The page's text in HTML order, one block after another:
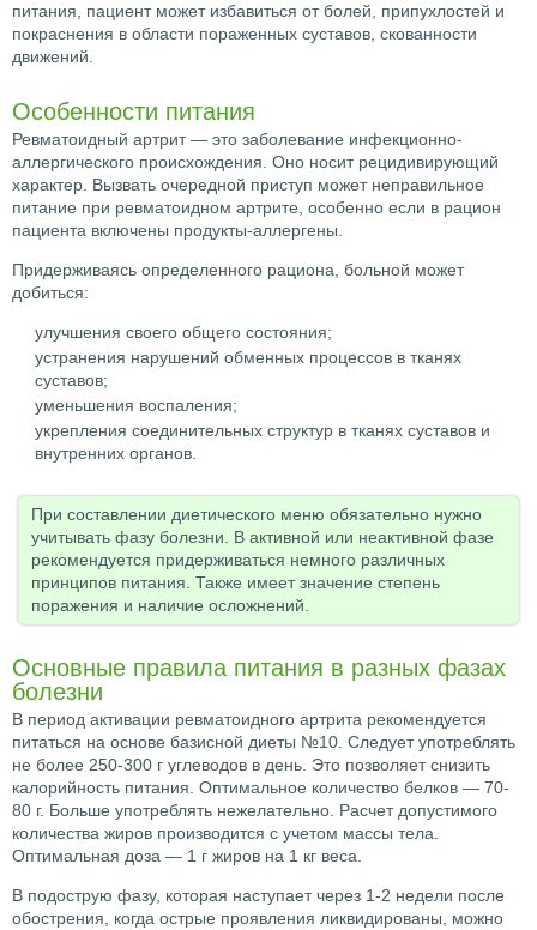
питания, пациент может избавиться от болей, припухлостей и
покраснения в области пораженных суставов, скованности
движений.
Особенности питания
Ревматоидный артрит — это заболевание инфекционно-
аллергического происхождения. Оно носит рецидивирующий
характер. Вызвать очередной приступ может неправильное
питание при ревматоидном артрите, особенно если в рацион
пациента включены продукты-аллергены.
Придерживаясь определенного рациона, больной может
добиться:
улучшения своего общего состояния;
устранения нарушений обменных процессов в тканях
суставов;
уменьшения воспаления;
укрепления соединительных структур в тканях суставов и
внутренних органов.
При составлении диетического меню обязательно нужно
учитывать фазу болезни. В активной или неактивной фазе
рекомендуется придерживаться немного различных
принципов питания. Также имеет значение степень
поражения и наличие осложнений.
Основные правила питания в разных фазах
болезни
В период активации ревматоидного артрита рекомендуется
питаться на основе базисной диеты №10. Следует употреблять
не более 250-300 г углеводов в день. Это позволяет снизить
калорийность питания. Оптимальное количество белков — 70-
80 г. Больше употреблять нежелательно. Расчет допустимого
количества жиров производится с учетом массы тела.
Оптимальная доза — 1 г жиров на 1 кг веса.
В подострую фазу, которая наступает через 1-2 недели после
обострения, когда острые проявления ликвидированы, можно